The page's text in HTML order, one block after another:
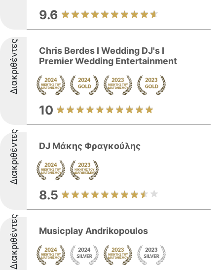
9.6
Διακριθέντες
Chris Berdes I Wedding DJ's I
Premier Wedding Entertainment
10
Διακριθέντες DJ Μάκης Φραγκούλης
8.5
Διακριθέντες Musicplay Andrikopoulos